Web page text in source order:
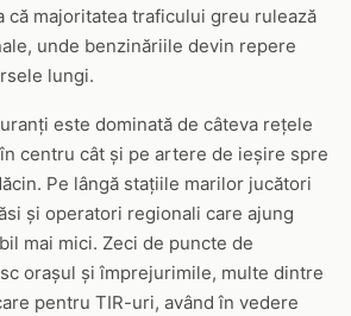
că majoritatea traficului greu rulează
unde benzinăriile devin repere
lungi.
este dominată de câteva rețele
centru cât și pe artere de ieșire spre
Pe lângă stațiile marilor jucători
și operatori regionali care ajung
mai mici. Zeci de puncte de
orașul și împrejurimile, multe dintre
pentru TIR-uri, având în vedere